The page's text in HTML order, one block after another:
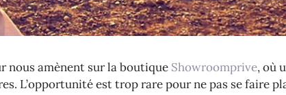
nous amènent sur la boutique Showroomprive, où
L’opportunité est trop rare pour ne pas se faire